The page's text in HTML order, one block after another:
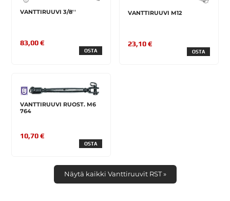
VANTTIRUUVI 3/8''
83,00 €
OSTA
VANTTIRUUVI M12
23,10 €
OSTA
VANTTIRUUVI RUOST. M6
764
10,70 €
OSTA
Näytä kaikki Vanttiruuvit RST »